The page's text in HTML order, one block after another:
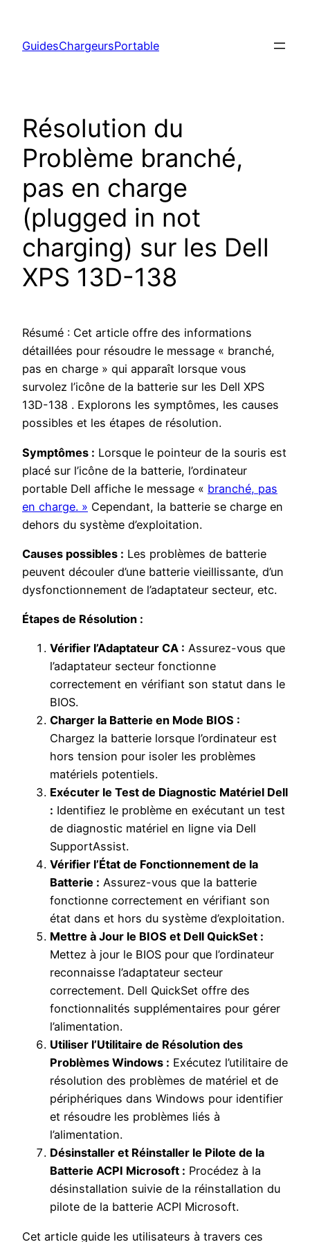
contenu
GuidesChargeursPortable
Résolution du
Problème branché,
pas en charge
(plugged in not
charging) sur les Dell
XPS 13D-138
Résumé : Cet article offre des informations
détaillées pour résoudre le message « branché,
pas en charge » qui apparaît lorsque vous
survolez l’icône de la batterie sur les Dell XPS
13D-138 . Explorons les symptômes, les causes
possibles et les étapes de résolution.
Symptômes : Lorsque le pointeur de la souris est
placé sur l’icône de la batterie, l’ordinateur
portable Dell affiche le message « branché, pas
en charge. » Cependant, la batterie se charge en
dehors du système d’exploitation.
Causes possibles : Les problèmes de batterie
peuvent découler d’une batterie vieillissante, d’un
dysfonctionnement de l’adaptateur secteur, etc.
Étapes de Résolution :
Vérifier l’Adaptateur CA : Assurez-vous que
l’adaptateur secteur fonctionne
correctement en vérifiant son statut dans le
BIOS.
Charger la Batterie en Mode BIOS :
Chargez la batterie lorsque l’ordinateur est
hors tension pour isoler les problèmes
matériels potentiels.
Exécuter le Test de Diagnostic Matériel Dell
: Identifiez le problème en exécutant un test
de diagnostic matériel en ligne via Dell
SupportAssist.
Vérifier l’État de Fonctionnement de la
Batterie : Assurez-vous que la batterie
fonctionne correctement en vérifiant son
état dans et hors du système d’exploitation.
Mettre à Jour le BIOS et Dell QuickSet :
Mettez à jour le BIOS pour que l’ordinateur
reconnaisse l’adaptateur secteur
correctement. Dell QuickSet offre des
fonctionnalités supplémentaires pour gérer
l’alimentation.
Utiliser l’Utilitaire de Résolution des
Problèmes Windows : Exécutez l’utilitaire de
résolution des problèmes de matériel et de
périphériques dans Windows pour identifier
et résoudre les problèmes liés à
l’alimentation.
Désinstaller et Réinstaller le Pilote de la
Batterie ACPI Microsoft : Procédez à la
désinstallation suivie de la réinstallation du
pilote de la batterie ACPI Microsoft.
Cet article guide les utilisateurs à travers ces